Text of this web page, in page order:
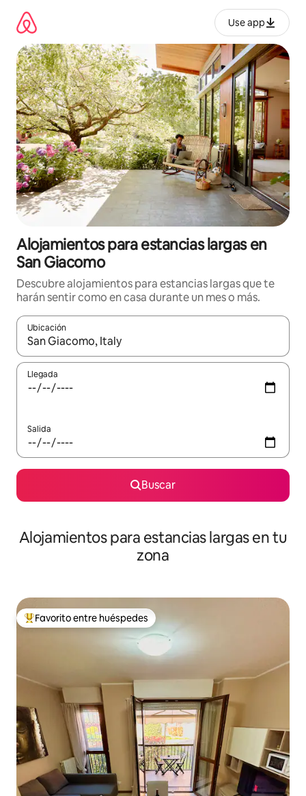
contenido
Use app
Alojamientos para estancias largas en
San Giacomo
Descubre alojamientos para estancias largas que te
harán sentir como en casa durante un mes o más.
Ubicación
Cuando los resultados estén disponibles, podrás navegar
Llegada
Salida
Buscar
Alojamientos para estancias largas en tu
zona
De los mejores en Favorito entre huéspedes
Favorito entre huéspedes